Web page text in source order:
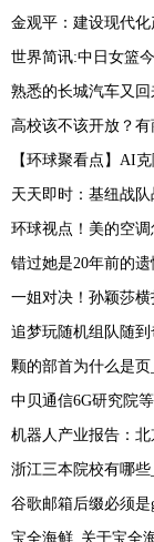
金观平：建设现代
熟悉的长城汽车又
高校该不该开放？
【环球聚看点】AI
天天即时：基纽战
环球视点！美的空
错过她是20年前的遗
颗的部首为什么是
中贝通信6G研究院
浙江三本院校有哪
谷歌邮箱后缀必须
宝全海鲜_关于宝全